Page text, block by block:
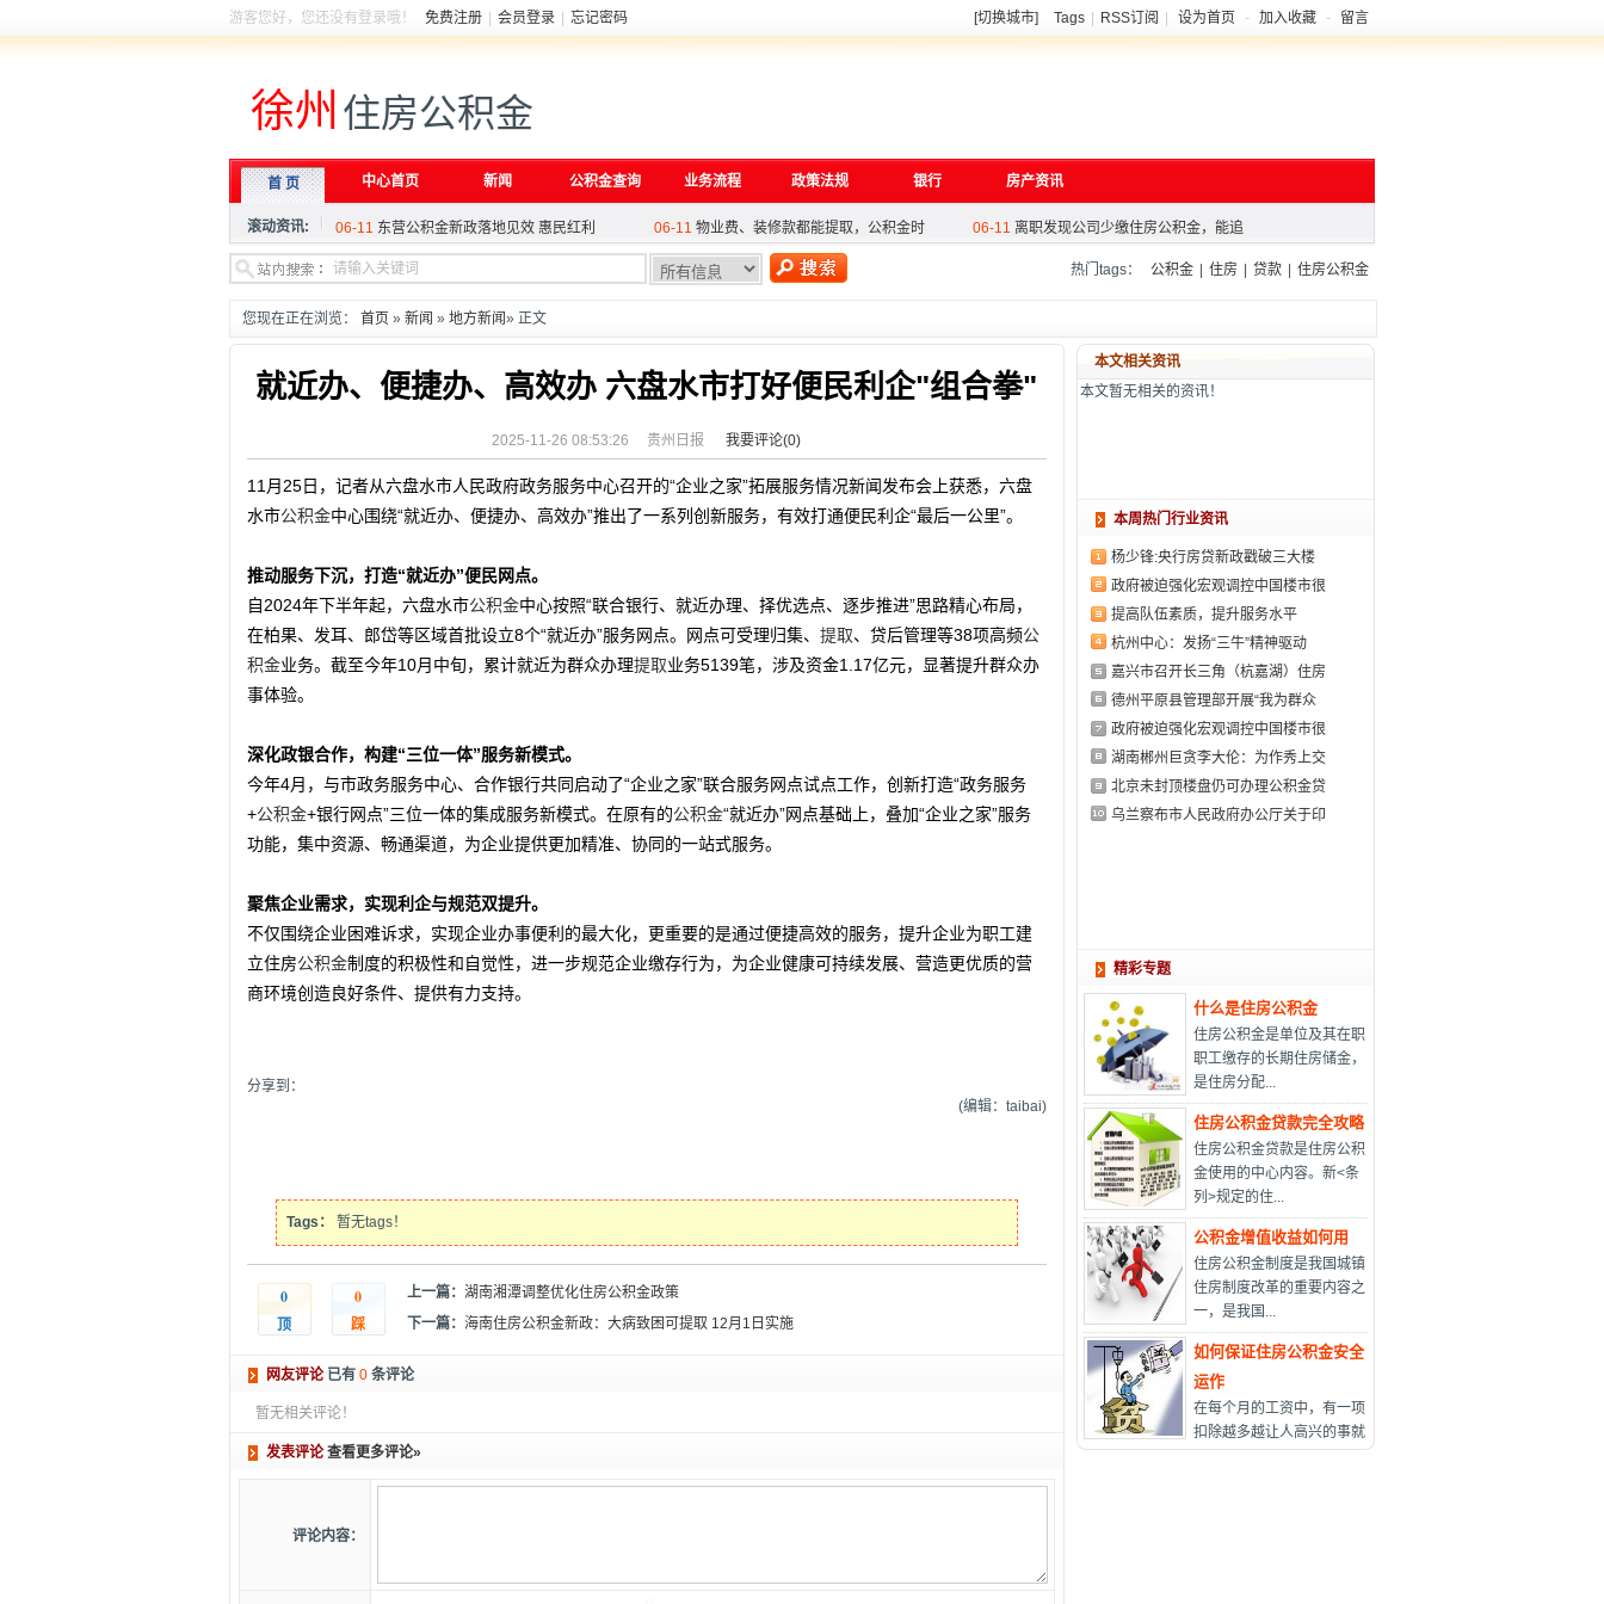
游客您好，您还没有登录哦！ 免费注册 会员登录 忘记密码 [切换城市] Tags RSS订阅 设为首页 - 加入收藏 - 留言
徐州 住房公积金
首 页 中心首页 新闻 公积金查询 业务流程 政策法规 银行 房产资讯
滚动资讯:
06-11 东营公积金新政落地见效 惠民红利 06-11 物业费、装修款都能提取，公积金时 06-11 离职发现公司少缴住房公积金，能追
06-06 住建部就《住房公积金管理条例（修 05-27 酒泉公积金筑牢审核'三道防线',谱 05-25 西安与青海省各城市实现住房公积金
04-27 多地优化调整住房公积金政策 04-27 “一次办、快乐享”！苏州苏锦街道 04-27 温州公积金新政落地
06-11 东营公积金新政落地见效 惠民红利 06-11 物业费、装修款都能提取，公积金时 06-11 离职发现公司少缴住房公积金，能追
06-06 住建部就《住房公积金管理条例（修 05-27 酒泉公积金筑牢审核'三道防线',谱
04-27 多地优化调整住房公积金政策 04-27 “一次办、快乐享”！苏州苏锦街道 温州公积金新政落地
热门tags： 公积金 住房 贷款 住房公积金
您现在正在浏览： 首页 » 新闻 » 地方新闻» 正文
就近办、便捷办、高效办 六盘水市打好便民利企"组合拳"
2025-11-26 08:53:26贵州日报 我要评论(0)
11月25日，记者从六盘水市人民政府政务服务中心召开的“企业之家”拓展服务情况新闻发布会上获悉，六盘
水市公积金中心围绕“就近办、便捷办、高效办”推出了一系列创新服务，有效打通便民利企“最后一公里”。
推动服务下沉，打造“就近办”便民网点。
自2024年下半年起，六盘水市公积金中心按照“联合银行、就近办理、择优选点、逐步推进”思路精心布局，
在柏果、发耳、郎岱等区域首批设立8个“就近办”服务网点。网点可受理归集、 提取、贷后管理等38项高频公
积金业务。截至今年10月中旬，累计就近为群众办理提取业务5139笔，涉及资金1.17亿元，显著提升群众办
事体验。
深化政银合作，构建“三位一体”服务新模式。
今年4月，与市政务服务中心、合作银行共同启动了“企业之家”联合服务网点试点工作，创新打造“政务服务
+公积金+银行网点”三位一体的集成服务新模式。在原有的公积金“就近办”网点基础上，叠加“企业之家”服务
功能，集中资源、畅通渠道，为企业提供更加精准、协同的一站式服务。
聚焦企业需求，实现利企与规范双提升。
不仅围绕企业困难诉求，实现企业办事便利的最大化，更重要的是通过便捷高效的服务，提升企业为职工建
立住房公积金制度的积极性和自觉性，进一步规范企业缴存行为，为企业健康可持续发展、营造更优质的营
商环境创造良好条件、提供有力支持。
分享到：
(编辑：taibai)
Tags： 暂无tags！
0
顶
0
踩
上一篇： 湖南湘潭调整优化住房公积金政策
下一篇： 海南住房公积金新政：大病致困可提取 12月1日实施
网友评论已有 0 条评论
暂无相关评论！
发表评论 查看更多评论»
评论内容：
本文相关资讯
本文暂无相关的资讯！
本周热门行业资讯
杨少锋:央行房贷新政戳破三大楼
政府被迫强化宏观调控中国楼市很
提高队伍素质，提升服务水平
杭州中心：发扬“三牛”精神驱动
嘉兴市召开长三角（杭嘉湖）住房
德州平原县管理部开展“我为群众
政府被迫强化宏观调控中国楼市很
湖南郴州巨贪李大伦：为作秀上交
北京未封顶楼盘仍可办理公积金贷
乌兰察布市人民政府办公厅关于印
精彩专题
什么是住房公积金
住房公积金是单位及其在职
职工缴存的长期住房储金，
是住房分配...
住房公积金贷款完全攻略
住房公积金贷款是住房公积
金使用的中心内容。新<条
列>规定的住...
公积金增值收益如何用
住房公积金制度是我国城镇
住房制度改革的重要内容之
一，是我国...
如何保证住房公积金安全
运作
在每个月的工资中，有一项
扣除越多越让人高兴的事就